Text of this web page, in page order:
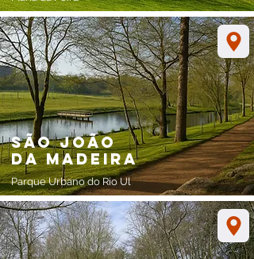
São João
da madeira
Parque Urbano do Rio Ul